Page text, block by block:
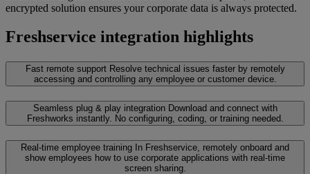
encrypted solution ensures your corporate data is always protected.
Freshservice integration highlights
Fast remote support Resolve technical issues faster by remotely
accessing and controlling any employee or customer device.
Seamless plug & play integration Download and connect with
Freshworks instantly. No configuring, coding, or training needed.
Real-time employee training In Freshservice, remotely onboard and
show employees how to use corporate applications with real-time
screen sharing.